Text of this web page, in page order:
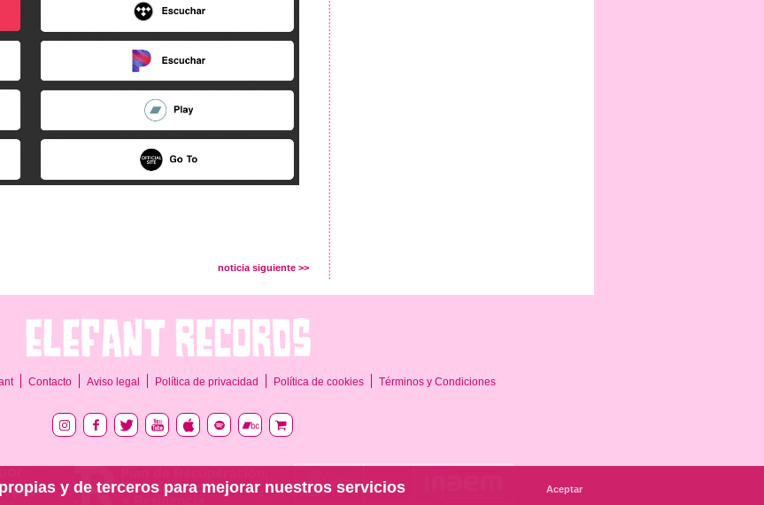
noticia siguiente >>
Contacto Aviso legal Política de privacidad Política de cookies Términos y Condiciones
y de terceros para mejorar nuestros servicios Aceptar